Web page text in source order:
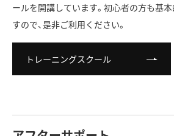
ールを開講しています。初心者の方も基
すので、是非ご利用ください。
トレーニングスクール